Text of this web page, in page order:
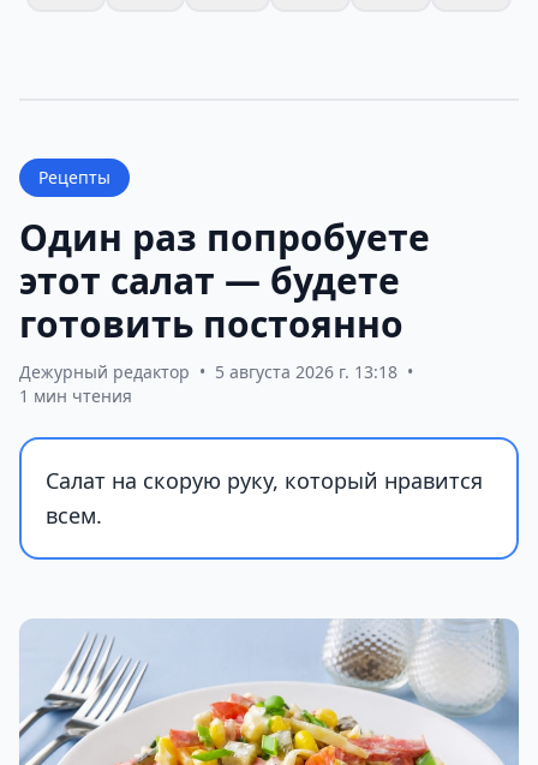
Рецепты
Один раз попробуете
этот салат — будете
готовить постоянно
Дежурный редактор • 5 августа 2026 г. 13:18 •
1 мин чтения
Салат на скорую руку, который нравится
всем.